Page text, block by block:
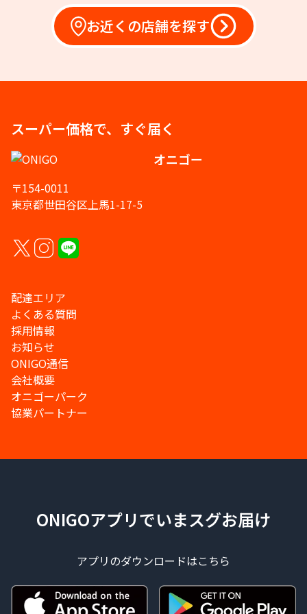
お近くの店舗を探す
スーパー価格で、すぐ届く
オニゴー
〒154-0011
東京都世田谷区上馬1-17-5
配達エリア
よくある質問
採用情報
お知らせ
ONIGO通信
会社概要
オニゴーパーク
協業パートナー
ONIGOアプリでいまスグお届け
アプリのダウンロードはこちら